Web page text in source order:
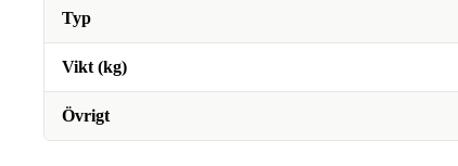
Typ
Vikt (kg)
Övrigt